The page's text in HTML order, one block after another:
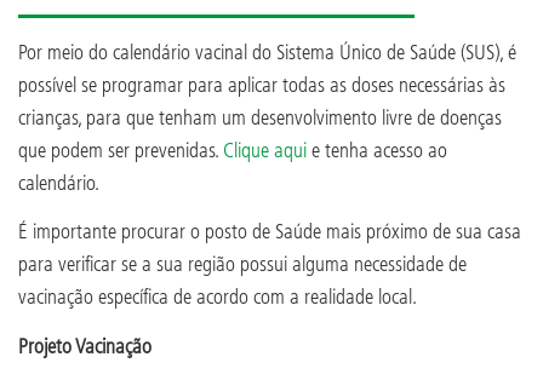
Por meio do calendário vacinal do Sistema Único de Saúde (SUS), é
possível se programar para aplicar todas as doses necessárias às
crianças, para que tenham um desenvolvimento livre de doenças
que podem ser prevenidas. Clique aquie tenha acesso ao
calendário.
É importante procurar o posto de Saúde mais próximo de sua casa
para verificar se a sua região possui alguma necessidade de
vacinação específica de acordo com a realidade local.
Projeto Vacinação